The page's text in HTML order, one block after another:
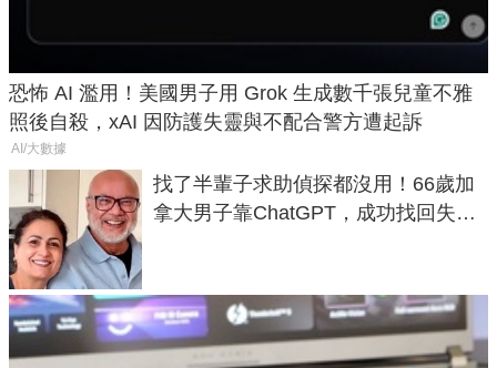
恐怖 AI 濫用！美國男子用 Grok 生成數千張兒童不雅
照後自殺，xAI 因防護失靈與不配合警方遭起訴
AI/大數據
找了半輩子求助偵探都沒用！66歲加
拿大男子靠ChatGPT，成功找回失散